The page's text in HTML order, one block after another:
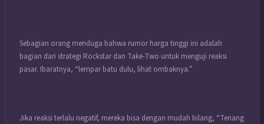
Sebagian orang menduga bahwa rumor harga tinggi ini adalah
bagian dari strategi Rockstar dan Take-Two untuk menguji reaksi
pasar. Ibaratnya, “lempar batu dulu, lihat ombaknya.”
Jika reaksi terlalu negatif, mereka bisa dengan mudah bilang, “Tenang